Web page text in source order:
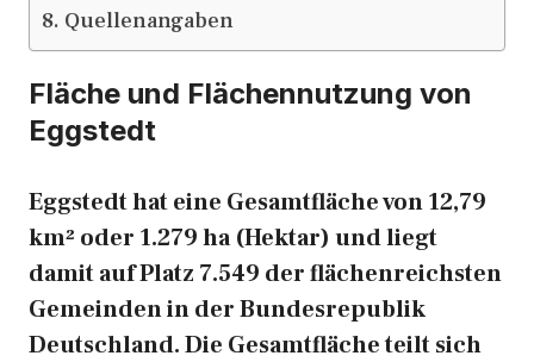
Quellenangaben
Fläche und Flächennutzung von
Eggstedt
Eggstedt hat eine Gesamtfläche von 12,79
km² oder 1.279 ha (Hektar) und liegt
damit auf Platz 7.549 der flächenreichsten
Gemeinden in der Bundesrepublik
Deutschland. Die Gesamtfläche teilt sich